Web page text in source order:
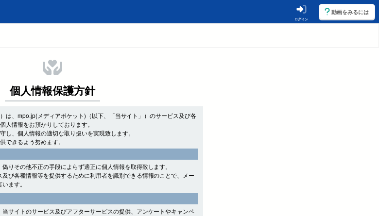
ログイン
動画をみるには
個人情報保護方針
は、mpo.jp(メディアポケット)（以下、「当サイト」）のサービス及び各
人情報をお預かりしております。
し、個人情報の適切な取り扱いを実現致します。
できるよう努めます。
りその他不正の手段によらず適正に個人情報を取得致します。
び各種情報等を提供するために利用者を識別できる情報のことで、メー
ます。
サイトのサービス及びアフターサービスの提供、アンケートやキャンペ